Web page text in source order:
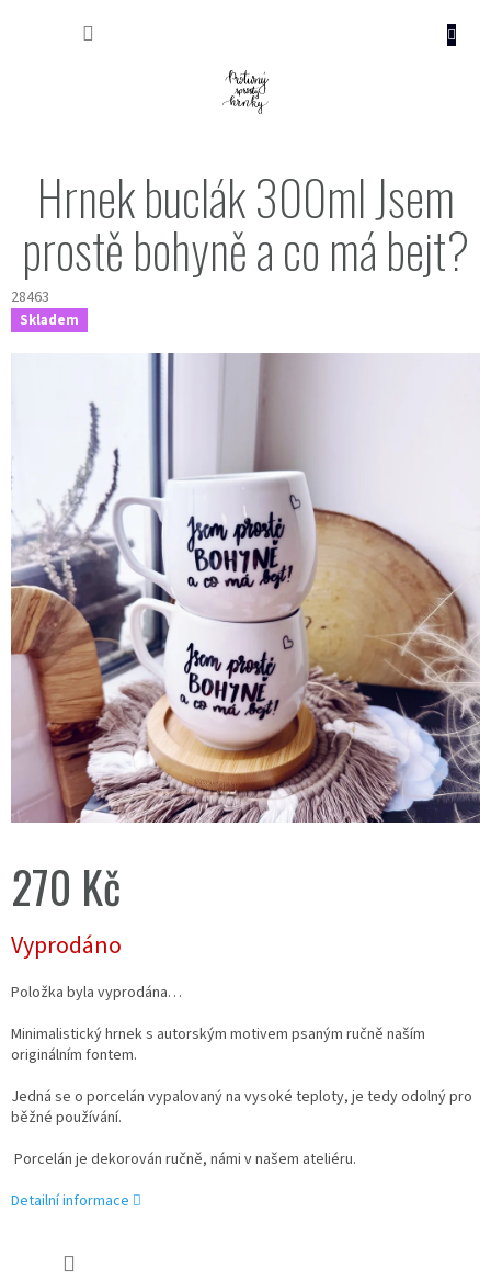
Hrnek buclák 300ml Jsem
prostě bohyně a co má bejt?
28463
Skladem
270 Kč
cena:
Vyprodáno
Položka byla vyprodána…
Minimalistický hrnek s autorským motivem psaným ručně naším
originálním fontem.
Jedná se o porcelán vypalovaný na vysoké teploty, je tedy odolný pro
běžné používání.
Porcelán je dekorován ručně, námi v našem ateliéru.
Detailní informace